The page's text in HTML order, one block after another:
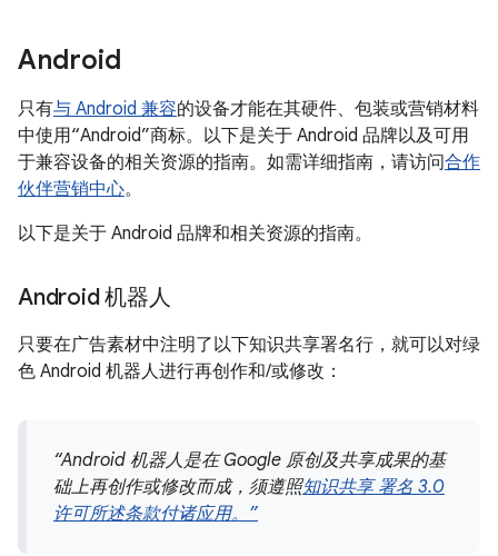
Android
只有与 Android 兼容的设备才能在其硬件、包装或营销材料
中使用“Android”商标。以下是关于 Android 品牌以及可用
于兼容设备的相关资源的指南。如需详细指南，请访问合作
伙伴营销中心。
以下是关于 Android 品牌和相关资源的指南。
Android 机器人
只要在广告素材中注明了以下知识共享署名行，就可以对绿
色 Android 机器人进行再创作和/或修改：
“Android 机器人是在 Google 原创及共享成果的基
础上再创作或修改而成，须遵照知识共享 署名 3.0
许可所述条款付诸应用。”